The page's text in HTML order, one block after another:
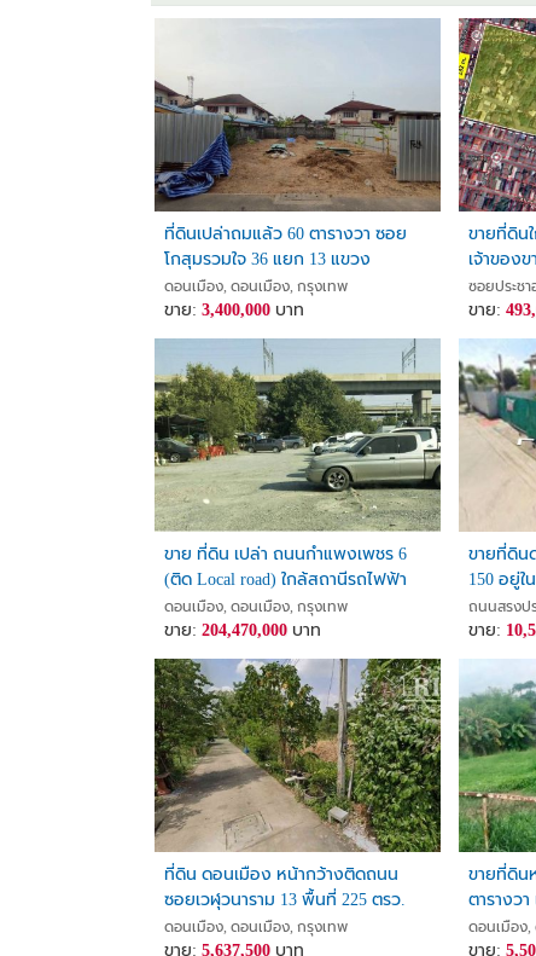
• Close to convenience stores like CJ More 7-11, as
Excellent Location: Convenient travel, easy access to
Close to Don Mueang Airport, the SRT Red Line (Don
💸 Selling Price: 4,410,000 THB, Transfer fee half
📞 Contact Us: For more details or to schedule a
ที่ดินเปล่าถมแล้ว 60 ตารางวา ซอย
โกสุมรวมใจ 36 แยก 13 แขวง
ดอนเมือง เขตดอนเมือง
กรุงเทพมหานคร
ดอนเมือง, ดอนเมือง, กรุงเทพ
ขาย: 3,400,000บาท
ขายที่ดิน
เจ้าของข
ซอยประช
ขาย:
ขาย ที่ดิน เปล่า ถนนกำแพงเพชร 6
(ติด Local road) ใกล้สถานีรถไฟฟ้า
การเคหะ ดอนเมือง ขนาดเนื้อที่ 889
ตารางวา
ดอนเมือง, ดอนเมือง, กรุงเทพ
ขาย: 204,470,000บาท
ขายที่ดิน
150 อยู่ใ
ซอยสรง
ดอนเมือ
ถนนสรงป
ขาย:
ที่ดิน ดอนเมือง หน้ากว้างติดถนน
ซอยเวฬุวนาราม 13 พื้นที่ 225 ตรว.
ดอนเมือง, ดอนเมือง, กรุงเทพ
ขาย: 5,637,500บาท
ขายที่ดิน
ตารางว
สาธารณะ
ดอนเมือ
ดอนเมือง,
ขาย: